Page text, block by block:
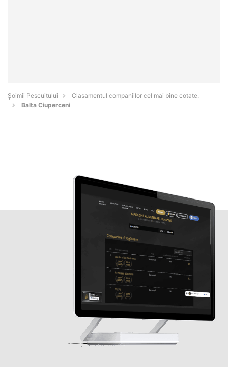
Șoimii Pescuitului
Clasamentul companiilor cel mai bine cotate.
Balta Ciuperceni